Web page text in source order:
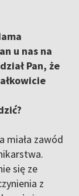
u nas na
Pan, że
miała zawód
się ze
z